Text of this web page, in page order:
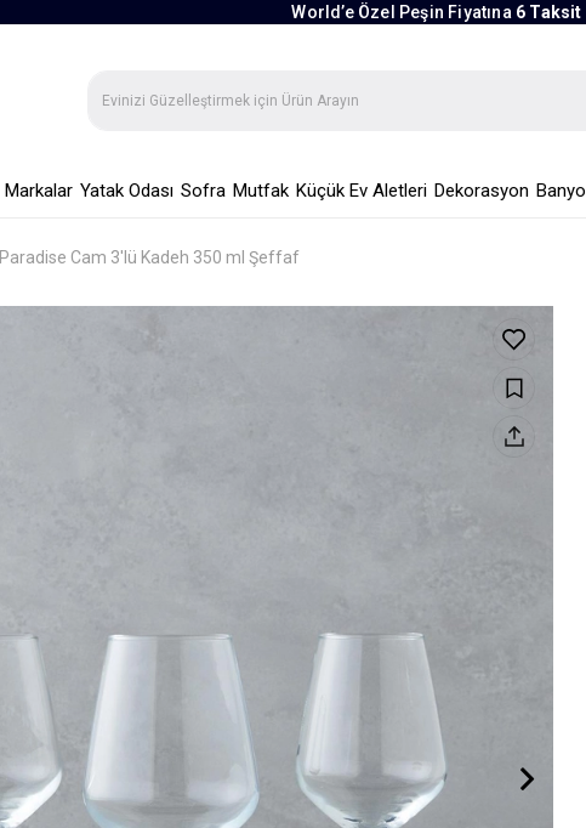
World’e Özel Peşin Fiyatına 6 Taksit
Markalar Yatak Odası Sofra Mutfak Küçük Ev Aletleri Dekorasyon Banyo
Paradise Cam 3'lü Kadeh 350 ml Şeffaf